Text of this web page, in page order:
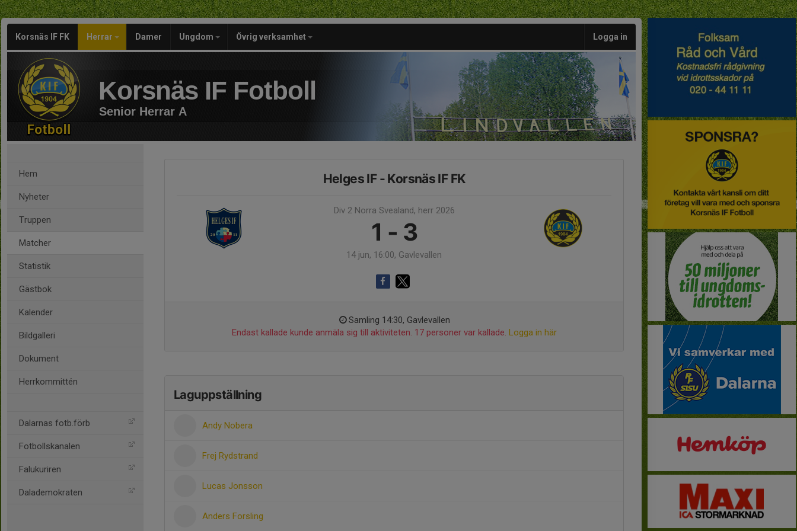
Korsnäs IF FK Herrar Damer Ungdom Övrig verksamhet Logga in
Korsnäs IF Fotboll
Senior Herrar A
Hem
Nyheter
Truppen
Matcher
Statistik
Gästbok
Kalender
Bildgalleri
Dokument
Herrkommittén
Dalarnas fotb.förb
Fotbollskanalen
Falukuriren
Dalademokraten
Helges IF - Korsnäs IF FK
Div 2 Norra Svealand, herr 2026
1 - 3
14 jun, 16:00, Gavlevallen
Samling 14:30, Gavlevallen
Endast kallade kunde anmäla sig till aktiviteten. 17 personer var kallade. Logga in här
Laguppställning
Andy Nobera
Frej Rydstrand
Lucas Jonsson
Anders Forsling